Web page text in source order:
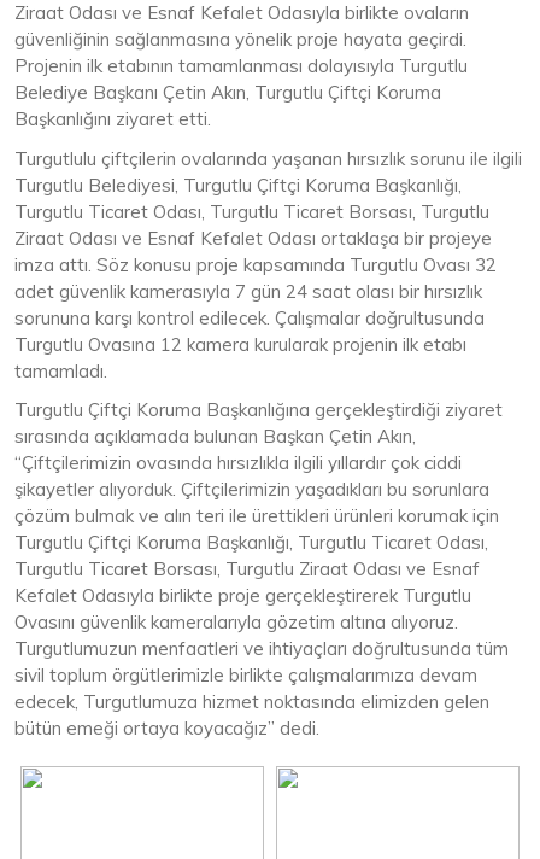
Ziraat Odası ve Esnaf Kefalet Odasıyla birlikte ovaların
güvenliğinin sağlanmasına yönelik proje hayata geçirdi.
Projenin ilk etabının tamamlanması dolayısıyla Turgutlu
Belediye Başkanı Çetin Akın, Turgutlu Çiftçi Koruma
Başkanlığını ziyaret etti.
Turgutlulu çiftçilerin ovalarında yaşanan hırsızlık sorunu ile ilgili
Turgutlu Belediyesi, Turgutlu Çiftçi Koruma Başkanlığı,
Turgutlu Ticaret Odası, Turgutlu Ticaret Borsası, Turgutlu
Ziraat Odası ve Esnaf Kefalet Odası ortaklaşa bir projeye
imza attı. Söz konusu proje kapsamında Turgutlu Ovası 32
adet güvenlik kamerasıyla 7 gün 24 saat olası bir hırsızlık
sorununa karşı kontrol edilecek. Çalışmalar doğrultusunda
Turgutlu Ovasına 12 kamera kurularak projenin ilk etabı
tamamladı.
Turgutlu Çiftçi Koruma Başkanlığına gerçekleştirdiği ziyaret
sırasında açıklamada bulunan Başkan Çetin Akın,
“Çiftçilerimizin ovasında hırsızlıkla ilgili yıllardır çok ciddi
şikayetler alıyorduk. Çiftçilerimizin yaşadıkları bu sorunlara
çözüm bulmak ve alın teri ile ürettikleri ürünleri korumak için
Turgutlu Çiftçi Koruma Başkanlığı, Turgutlu Ticaret Odası,
Turgutlu Ticaret Borsası, Turgutlu Ziraat Odası ve Esnaf
Kefalet Odasıyla birlikte proje gerçekleştirerek Turgutlu
Ovasını güvenlik kameralarıyla gözetim altına alıyoruz.
Turgutlumuzun menfaatleri ve ihtiyaçları doğrultusunda tüm
sivil toplum örgütlerimizle birlikte çalışmalarımıza devam
edecek, Turgutlumuza hizmet noktasında elimizden gelen
bütün emeği ortaya koyacağız” dedi.